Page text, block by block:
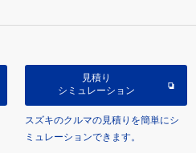
見積り
シミュレーション
スズキのクルマの見積りを簡単にシ
ミュレーションできます。